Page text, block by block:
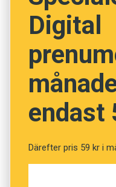
människan
dessa läten främst
yngre djur och på
Digital
endast
Därefter pris 59 kr i